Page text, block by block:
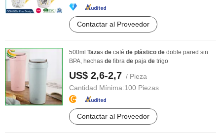
Contactar al Proveedor
500ml Tazas de café de plástico de doble pared sin
BPA, hechas de fibra de paja de trigo
US$ 2,6-2,7 / Pieza
Cantidad Mínima:100 Piezas
Contactar al Proveedor